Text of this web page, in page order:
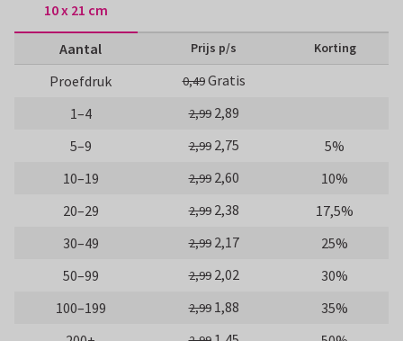
10 x 21 cm
Aantal Prijs p/s Korting
Proefdruk 0,49Gratis
1–4
2,99 2,89
5–9
2,99 2,75
5%
10–19
2,99 2,60
10%
20–29
2,99 2,38
17,5%
30–49
2,99 2,17
25%
50–99
2,99 2,02
30%
100–199
2,99 1,88
35%